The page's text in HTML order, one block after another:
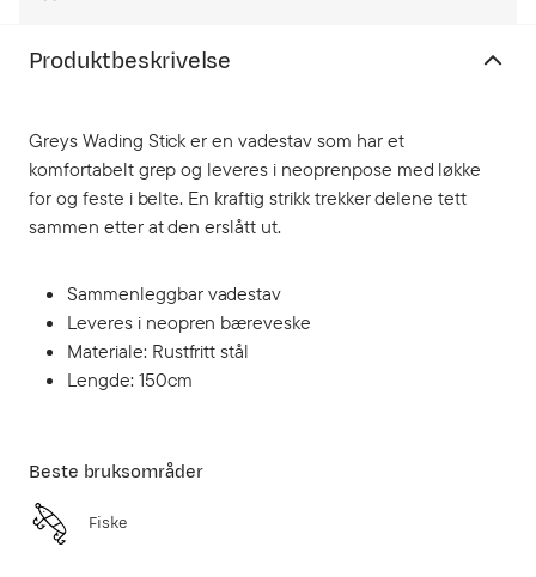
Produktbeskrivelse
Greys Wading Stick er en vadestav som har et
komfortabelt grep og leveres i neoprenpose med løkke
for og feste i belte. En kraftig strikk trekker delene tett
sammen etter at den erslått ut.
Sammenleggbar vadestav
Leveres i neopren bæreveske
Materiale: Rustfritt stål
Lengde: 150cm
Beste bruksområder
Fiske